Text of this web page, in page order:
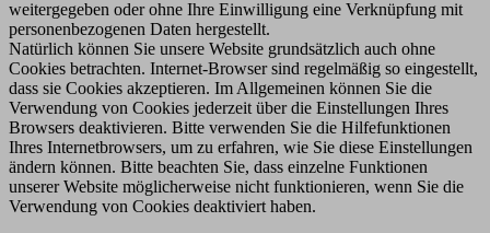
weitergegeben oder ohne Ihre Einwilligung eine Verknüpfung mit
personenbezogenen Daten hergestellt.
Natürlich können Sie unsere Website grundsätzlich auch ohne
Cookies betrachten. Internet-Browser sind regelmäßig so eingestellt,
dass sie Cookies akzeptieren. Im Allgemeinen können Sie die
Verwendung von Cookies jederzeit über die Einstellungen Ihres
Browsers deaktivieren. Bitte verwenden Sie die Hilfefunktionen
Ihres Internetbrowsers, um zu erfahren, wie Sie diese Einstellungen
ändern können. Bitte beachten Sie, dass einzelne Funktionen
unserer Website möglicherweise nicht funktionieren, wenn Sie die
Verwendung von Cookies deaktiviert haben.